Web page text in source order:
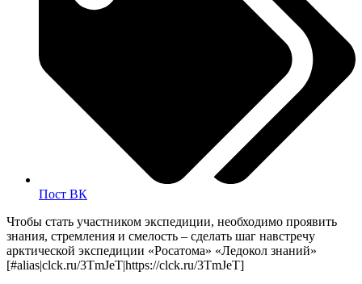
Пост ВК
Чтобы стать участником экспедиции, необходимо проявить
знания, стремления и смелость – сделать шаг навстречу
арктической экспедиции «Росатома» «Ледокол знаний»
[#alias|clck.ru/3TmJeT|https://clck.ru/3TmJeT]